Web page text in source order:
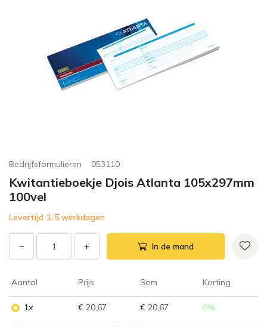
Bedrijfsformulieren 053110
Kwitantieboekje Djois Atlanta 105x297mm
100vel
Levertijd 1-5 werkdagen
− + In de mand
Aantal Prijs Som Korting
1x € 20,67 € 20,67 0%